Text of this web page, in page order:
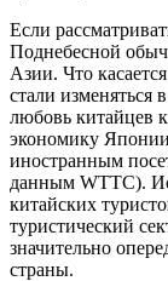
Если
Поднебесной
Азии. Что
стали
любовь китайцев
экономику
иностранным
данным WTTC).
китайских
туристический
значительно
страны.